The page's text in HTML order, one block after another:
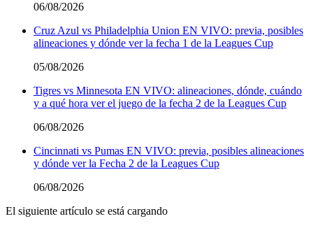
06/08/2026
Cruz Azul vs Philadelphia Union EN VIVO: previa, posibles
alineaciones y dónde ver la fecha 1 de la Leagues Cup
05/08/2026
Tigres vs Minnesota EN VIVO: alineaciones, dónde, cuándo
y a qué hora ver el juego de la fecha 2 de la Leagues Cup
06/08/2026
Cincinnati vs Pumas EN VIVO: previa, posibles alineaciones
y dónde ver la Fecha 2 de la Leagues Cup
06/08/2026
El siguiente artículo se está cargando